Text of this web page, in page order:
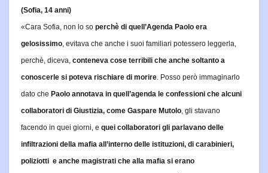
(Sofia, 14 anni)
«Cara Sofia, non lo so perchè di quell’Agenda Paolo era
gelosissimo, evitava che anche i suoi familiari potessero leggerla,
perchè, diceva, conteneva cose terribili che anche soltanto a
conoscerle si poteva rischiare di morire. Posso però immaginarlo
dato che Paolo annotava in quell’agenda le confessioni che alcuni
collaboratori di Giustizia, come Gaspare Mutolo, gli stavano
facendo in quei giorni, e quei collaboratori gli parlavano delle
infiltrazioni della mafia all’interno delle istituzioni, di carabinieri,
poliziotti e anche magistrati che alla mafia si erano